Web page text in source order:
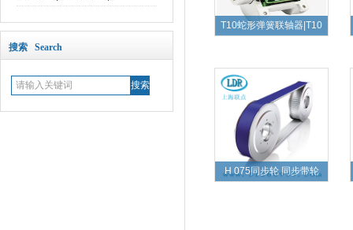
搜索 Search
T10蛇形弹簧联轴器|T10
H 075同步轮 同步带轮